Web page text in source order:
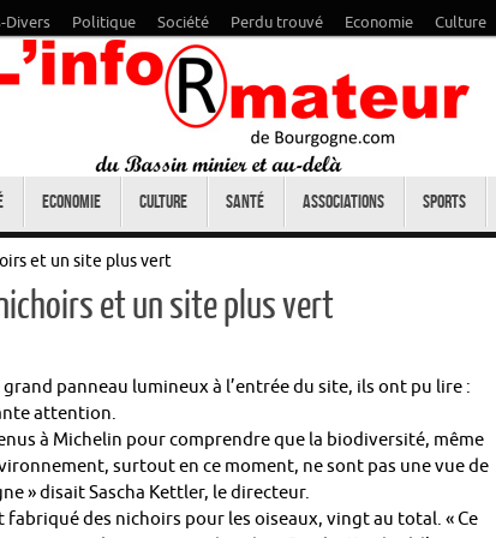
Divers Politique Société Perdu trouvé Economie Culture
Economie Culture Santé Associations Sports
et un site plus vert
et un site plus vert
panneau lumineux à l’entrée du site, ils ont pu lire :
attention.
à Michelin pour comprendre que la biodiversité, même
surtout en ce moment, ne sont pas une vue de
» disait Sascha Kettler, le directeur.
des nichoirs pour les oiseaux, vingt au total. « Ce